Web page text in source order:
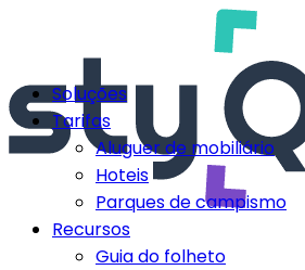
Soluções
Tarifas
Aluguer de mobiliário
Hoteis
Parques de campismo
Recursos
Guia do folheto